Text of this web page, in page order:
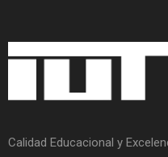
Calidad Educacional y